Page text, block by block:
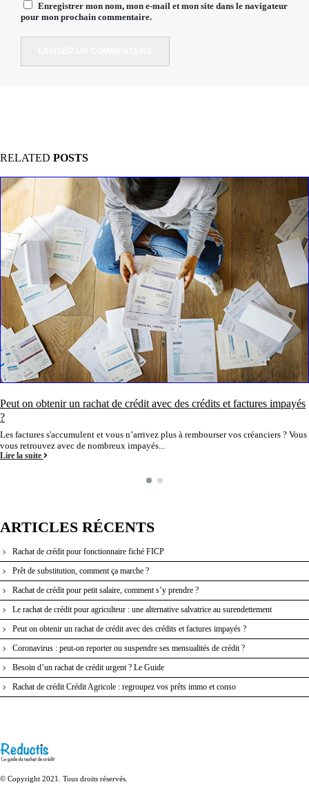
Enregistrer mon nom, mon e-mail et mon site dans le navigateur
pour mon prochain commentaire.
RELATED POSTS
Vous
Coronavirus : peut-on reporter ou suspendre ses mensualités de
2021. Il est apparu...
Lire la suite
ARTICLES RÉCENTS
Prêt de substitution, comment ça marche ?
Rachat de crédit pour petit salaire, comment s’y prendre ?
Le rachat de crédit pour agriculteur : une alternative salvatrice au surendettement
Peut on obtenir un rachat de crédit avec des crédits et factures impayés ?
Coronavirus : peut-on reporter ou suspendre ses mensualités de crédit ?
Besoin d’un rachat de crédit urgent ? Le Guide
Rachat de crédit Crédit Agricole : regroupez vos prêts immo et conso